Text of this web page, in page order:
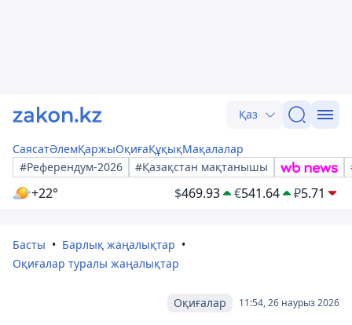
Қаз
СаясатӘлемҚаржыОқиғаҚұқықМақалалар
#Референдум-2026
#Қазақстан мақтанышы
+22° $469.93 €541.64 ₽5.71
Басты
Барлық жаңалықтар
Оқиғалар туралы жаңалықтар
11:54, 26 наурыз 2026
Оқиғалар